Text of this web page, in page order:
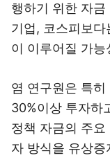
행하기 위한 자
기업, 코스피보
이 이루어질 가
염 연구원은 특
30%이상 투자하
정책 자금의 주
자 방식을 유상